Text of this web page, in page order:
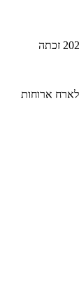
בשנת 2023 זכתה
פרטי, בו ניתן לארח ארוחות